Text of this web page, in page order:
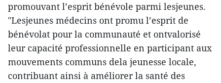
promouvant l’esprit bénévole parmi lesjeunes.
"Lesjeunes médecins ont promu l’esprit de
bénévolat pour la communauté et ontvalorisé
leur capacité professionnelle en participant aux
mouvements communs dela jeunesse locale,
contribuant ainsi à améliorer la santé des